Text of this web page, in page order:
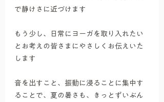
で静けさに近づけます
もう少し、日常にヨーガを取り入れたい
とお考えの皆さまにやさしくお伝えいた
します
音を出すこと、振動に浸ることに集中す
ることで、夏の暑さも、きっとずいぶん